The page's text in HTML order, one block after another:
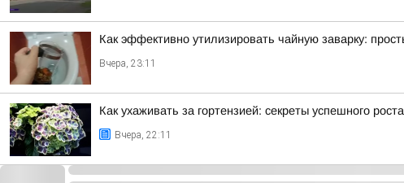
Как эффективно утилизировать чайную заварку:
Вчера, 23:11
Как ухаживать за гортензией: секреты успешного роста
Вчера, 22:11